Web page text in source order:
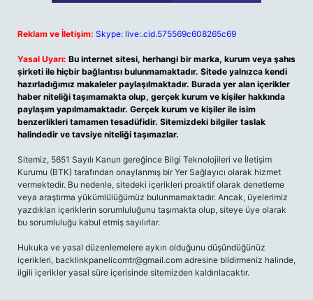
Reklam ve İletişim: Skype: live:.cid.575569c608265c69
Yasal Uyarı: Bu internet sitesi, herhangi bir marka, kurum veya şahıs
şirketi ile hiçbir bağlantısı bulunmamaktadır. Sitede yalnızca kendi
hazırladığımız makaleler paylaşılmaktadır. Burada yer alan içerikler
haber niteliği taşımamakta olup, gerçek kurum ve kişiler hakkında
paylaşım yapılmamaktadır. Gerçek kurum ve kişiler ile isim
benzerlikleri tamamen tesadüfidir. Sitemizdeki bilgiler taslak
halindedir ve tavsiye niteliği taşımazlar.
Sitemiz, 5651 Sayılı Kanun gereğince Bilgi Teknolojileri ve İletişim
Kurumu (BTK) tarafından onaylanmış bir Yer Sağlayıcı olarak hizmet
vermektedir. Bu nedenle, sitedeki içerikleri proaktif olarak denetleme
veya araştırma yükümlülüğümüz bulunmamaktadır. Ancak, üyelerimiz
yazdıkları içeriklerin sorumluluğunu taşımakta olup, siteye üye olarak
bu sorumluluğu kabul etmiş sayılırlar.
Hukuka ve yasal düzenlemelere aykırı olduğunu düşündüğünüz
içerikleri, backlinkpanelicomtr@gmail.com adresine bildirmeniz halinde,
ilgili içerikler yasal süre içerisinde sitemizden kaldırılacaktır.